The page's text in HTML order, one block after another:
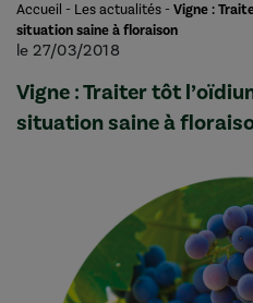
Accueil - Les actualités -Vigne :
situation saine à floraison
le 27/03/2018
Vigne : Traiter tôt
situation saine à